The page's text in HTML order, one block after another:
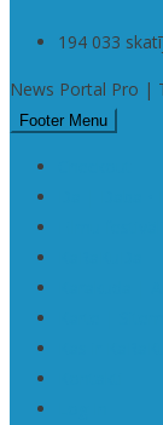
194 033
News Portal Pro |
Footer Menu